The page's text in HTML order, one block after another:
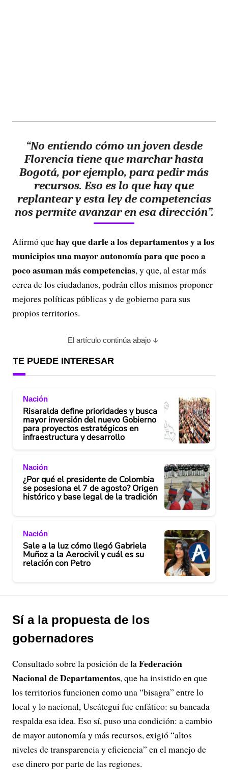
“No entiendo cómo un joven desde
Florencia tiene que marchar hasta
Bogotá, por ejemplo, para pedir más
recursos. Eso es lo que hay que
replantear y esta ley de competencias
nos permite avanzar en esa dirección”.
Afirmó quehay que darle a los departamentos y a los
municipios una mayor autonomía para que poco a
poco asuman más competencias, y que, al estar más
cerca de los ciudadanos, podrán ellos mismos proponer
mejores políticas públicas y de gobierno para sus
propios territorios.
El artículo continúa abajo
TE PUEDE INTERESAR
Nación
Risaralda define prioridades y busca
mayor inversión del nuevo Gobierno
para proyectos estratégicos en
infraestructura y desarrollo
Nación
¿Por qué el presidente de Colombia
se posesiona el 7 de agosto? Origen
histórico y base legal de la tradición
Nación
Sale a la luz cómo llegó Gabriela
Muñoz a la Aerocivil y cuál es su
relación con Petro
Sí a la propuesta de los
gobernadores
Consultado sobre la posición de laFederación
Nacional de Departamentos, que ha insistido en que
los territorios funcionen como una “bisagra” entre lo
local y lo nacional, Uscátegui fue enfático: su bancada
respalda esa idea. Eso sí, puso una condición: a cambio
de mayor autonomía y más recursos, exigió “altos
niveles de transparencia y eficiencia” en el manejo de
ese dinero por parte de las regiones.